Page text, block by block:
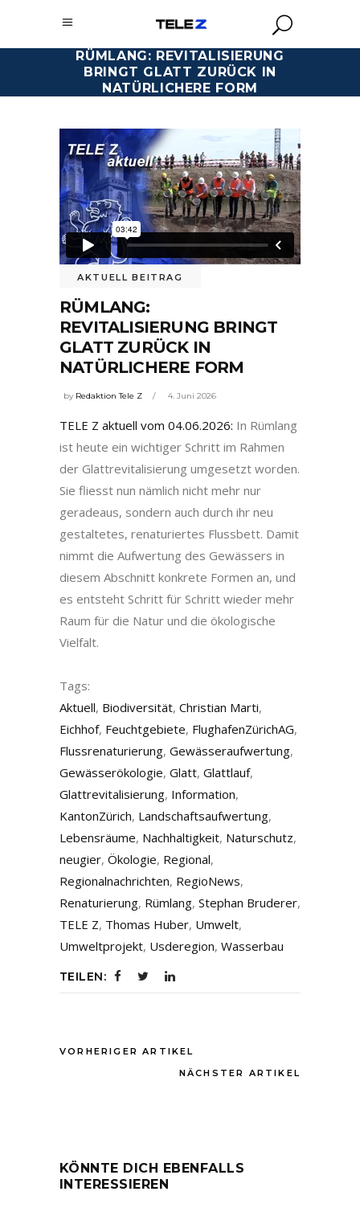
RÜMLANG: REVITALISIERUNG
BRINGT GLATT ZURÜCK IN
NATÜRLICHERE FORM
AKTUELL BEITRAG
RÜMLANG:
REVITALISIERUNG BRINGT
GLATT ZURÜCK IN
NATÜRLICHERE FORM
by Redaktion Tele Z 4. Juni 2026
TELE Z aktuell vom 04.06.2026: In Rümlang
ist heute ein wichtiger Schritt im Rahmen
der Glattrevitalisierung umgesetzt worden.
Sie fliesst nun nämlich nicht mehr nur
geradeaus, sondern auch durch ihr neu
gestaltetes, renaturiertes Flussbett. Damit
nimmt die Aufwertung des Gewässers in
diesem Abschnitt konkrete Formen an, und
es entsteht Schritt für Schritt wieder mehr
Raum für die Natur und die ökologische
Vielfalt.
Tags:
Aktuell, Biodiversität, Christian Marti,
Eichhof, Feuchtgebiete, FlughafenZürichAG,
Flussrenaturierung, Gewässeraufwertung,
Gewässerökologie, Glatt, Glattlauf,
Glattrevitalisierung, Information,
KantonZürich, Landschaftsaufwertung,
Lebensräume, Nachhaltigkeit, Naturschutz,
neugier, Ökologie, Regional,
Regionalnachrichten, RegioNews,
Renaturierung, Rümlang, Stephan Bruderer,
TELE Z, Thomas Huber, Umwelt,
Umweltprojekt, Usderegion, Wasserbau
TEILEN:
VORHERIGER ARTIKEL
NÄCHSTER ARTIKEL
KÖNNTE DICH EBENFALLS
INTERESSIEREN